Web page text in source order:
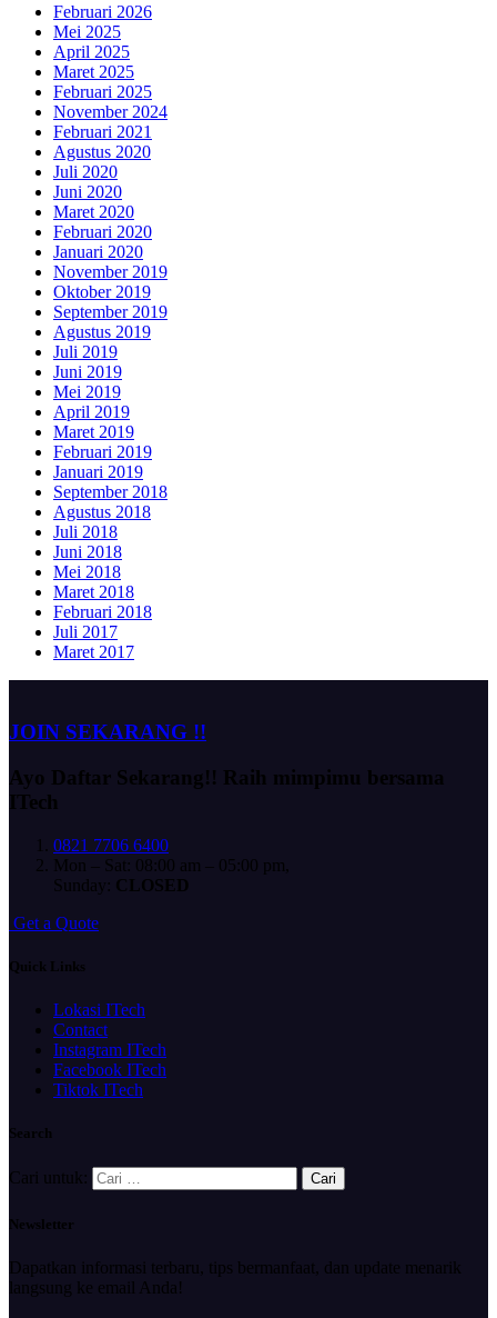
Februari 2026
Mei 2025
April 2025
Maret 2025
Februari 2025
November 2024
Februari 2021
Agustus 2020
Juli 2020
Juni 2020
Maret 2020
Februari 2020
Januari 2020
November 2019
Oktober 2019
September 2019
Agustus 2019
Juli 2019
Juni 2019
Mei 2019
April 2019
Maret 2019
Februari 2019
Januari 2019
September 2018
Agustus 2018
Juli 2018
Juni 2018
Mei 2018
Maret 2018
Februari 2018
Juli 2017
Maret 2017
JOIN SEKARANG !!
Ayo Daftar Sekarang!! Raih mimpimu bersama
ITech
0821 7706 6400
Mon – Sat: 08:00 am – 05:00 pm,
Sunday: CLOSED
Get a Quote
Quick Links
Lokasi ITech
Contact
Instagram ITech
Facebook ITech
Tiktok ITech
Search
Cari untuk:
Newsletter
Dapatkan informasi terbaru, tips bermanfaat, dan update menarik
langsung ke email Anda!